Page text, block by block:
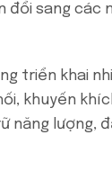
sang các
triển khai
khuyến
năng lượng,